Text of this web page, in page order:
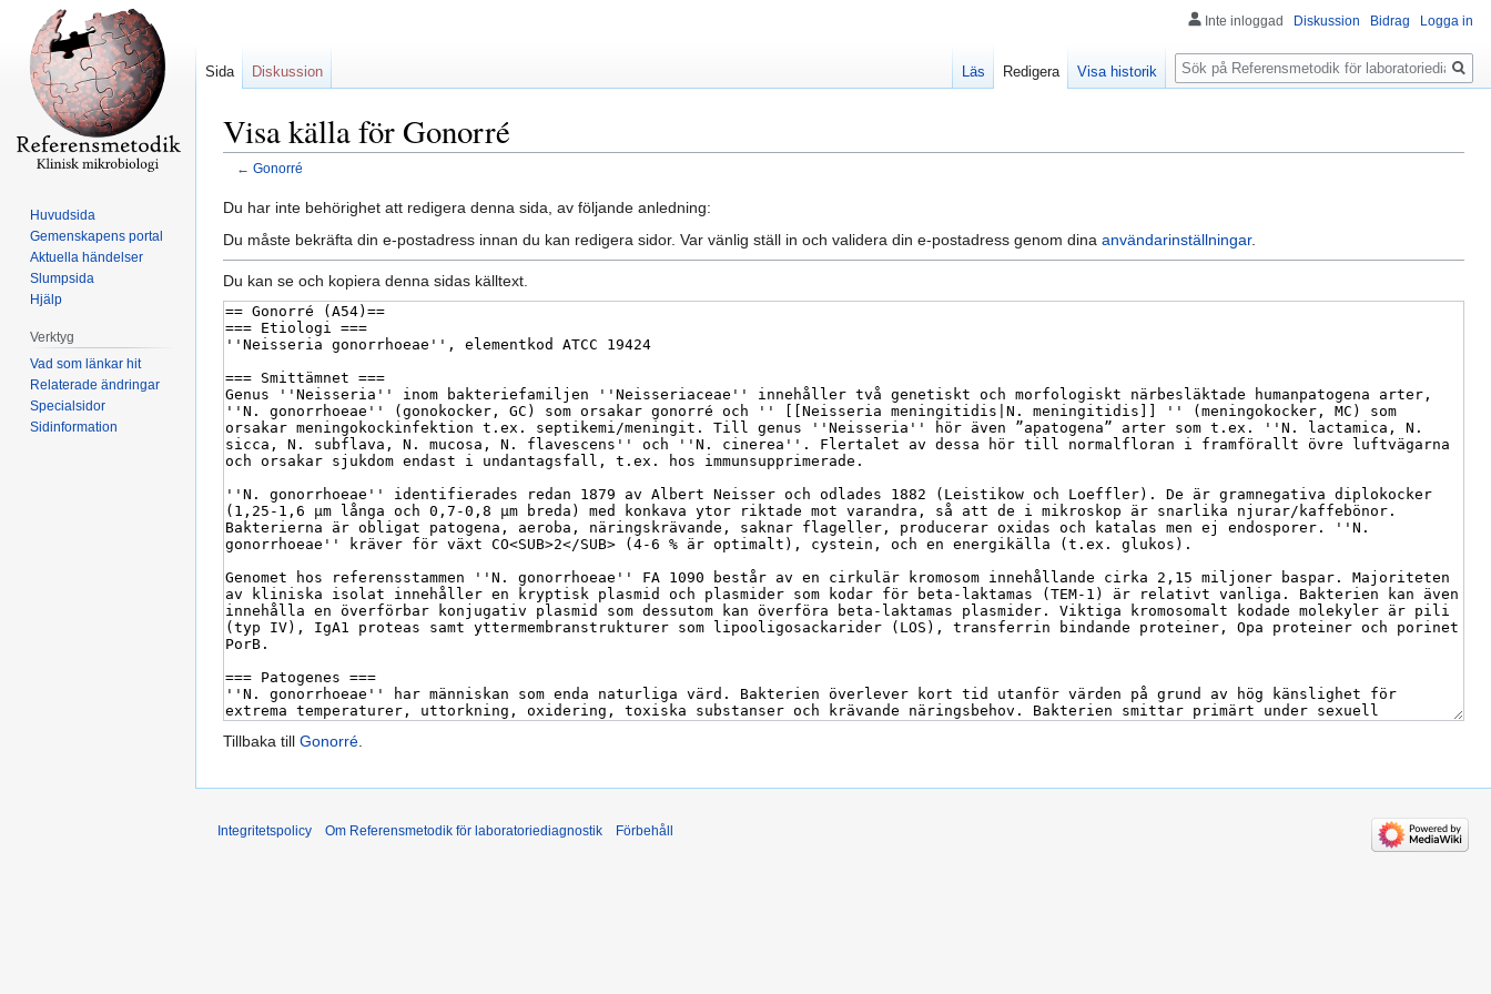
Visa källa för Gonorré
← Gonorré
Hoppa
till
Hoppa
till
Du har inte behörighet att redigera denna sida, av följande anledning:
Du måste bekräfta din e-postadress innan du kan redigera sidor. Var vänlig ställ in och validera din e-postadress genom dina användarinställningar.
Du kan se och kopiera denna sidas källtext.
Tillbaka till Gonorré.
Inte inloggad Diskussion Bidrag Logga in
Sida Diskussion Läs Redigera Visa historik
Sök
Huvudsida
Gemenskapens portal
Aktuella händelser
Slumpsida
Hjälp
Verktyg
Vad som länkar hit
Relaterade ändringar
Specialsidor
Sidinformation
Integritetspolicy Om Referensmetodik för laboratoriediagnostik Förbehåll